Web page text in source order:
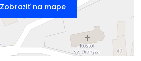
Zobraziť na mape